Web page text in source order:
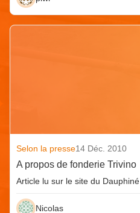
Selon la presse14 Déc. 2010
A propos de fonderie Trivino
Article lu sur le site du Dauphiné
Nicolas